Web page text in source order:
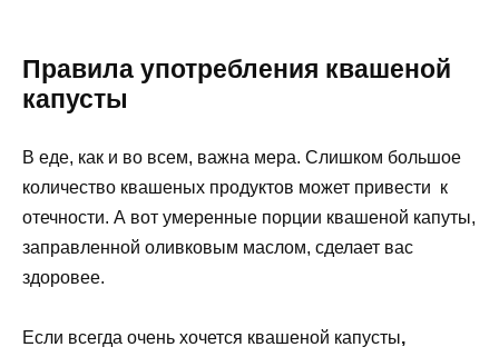
Правила употребления квашеной
капусты
В еде, как и во всем, важна мера. Слишком большое
количество квашеных продуктов может привести к
отечности. А вот умеренные порции квашеной капуты,
заправленной оливковым маслом, сделает вас
здоровее.
Если всегда очень хочется квашеной капусты,